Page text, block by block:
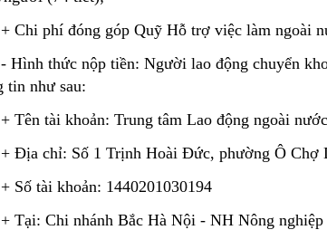
+ Chi phí đóng góp Quỹ Hỗ trợ việc làm ngoài
- Hình thức nộp tiền: Người lao động chuyển
tin như sau:
+ Tên tài khoản: Trung tâm Lao động ngoài nước
+ Địa chỉ: Số 1 Trịnh Hoài Đức, phường Ô Chợ
+ Số tài khoản: 1440201030194
+ Tại: Chi nhánh Bắc Hà Nội - NH Nông